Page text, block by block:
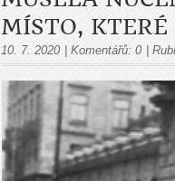
MÍSTO,
10. 7. 2020 | Komentářů: 0 |